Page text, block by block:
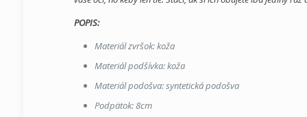
POPIS:
Materiál zvršok: koža
Materiál podšívka: koža
Materiál podošva: syntetická podošva
Podpätok: 8cm